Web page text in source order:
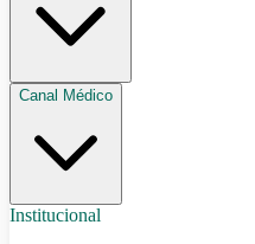
Canal Médico
Institucional